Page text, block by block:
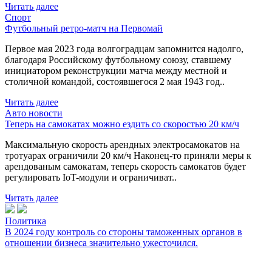
Читать далее
Спорт
Футбольный ретро-матч на Первомай
Первое мая 2023 года волгоградцам запомнится надолго,
благодаря Российскому футбольному союзу, ставшему
инициатором реконструкции матча между местной и
столичной командой, состоявшегося 2 мая 1943 год..
Читать далее
Авто новости
Теперь на самокатах можно ездить со скоростью 20 км/ч
Максимальную скорость арендных электросамокатов на
тротуарах ограничили 20 км/ч Наконец-то приняли меры к
арендованым самокатам, теперь скорость самокатов будет
регулировать IoT-модули и ограничиват..
Читать далее
Политика
В 2024 году контроль со стороны таможенных органов в
отношении бизнеса значительно ужесточился.